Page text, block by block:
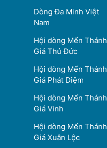
Dòng Đa Minh Việt
Nam
Hội dòng Mến Thánh
Giá Thủ Đức
Hội dòng Mến Thánh
Giá Phát Diệm
Hội dòng Mến Thánh
Giá Vinh
Hội dòng Mến Thánh
Giá Xuân Lộc